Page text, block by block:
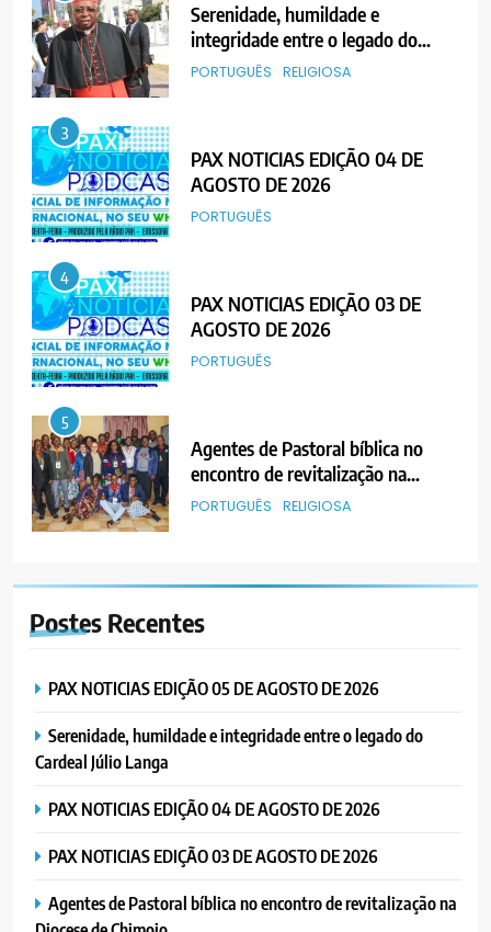
Serenidade, humildade e
integridade entre o legado do
Cardeal Júlio Langa
PORTUGUÊS RELIGIOSA
3
PAX NOTICIAS EDIÇÃO 04 DE
AGOSTO DE 2026
PORTUGUÊS
4
PAX NOTICIAS EDIÇÃO 03 DE
AGOSTO DE 2026
PORTUGUÊS
5
Agentes de Pastoral bíblica no
encontro de revitalização na
Diocese de Chimoio
PORTUGUÊS RELIGIOSA
“Um movimento eclesial sem
Cristo como centro é uma simples
MERCADO DE INHAMÍZUA:
VENDEDORES FOI ACEITE, MAS
CAMINHO
PORTUGUÊS
8
JUNHO DE 2026
Postes Recentes
PAX NOTICIAS EDIÇÃO 05 DE AGOSTO DE 2026
Serenidade, humildade e integridade entre o legado do
Cardeal Júlio Langa
PAX NOTICIAS EDIÇÃO 04 DE AGOSTO DE 2026
PAX NOTICIAS EDIÇÃO 03 DE AGOSTO DE 2026
Agentes de Pastoral bíblica no encontro de revitalização na